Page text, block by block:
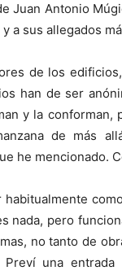
Juan Antonio
a sus allegados
de los
han de ser
y la
de más
he mencionado.
nada, pero
no tanto de
una